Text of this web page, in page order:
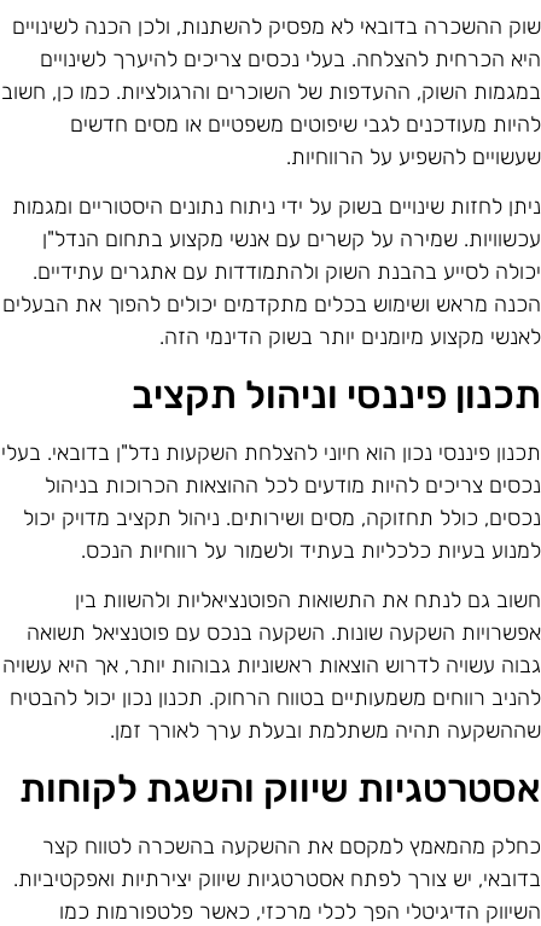
ההשכרה בדובאי לא מפסיק להשתנות, ולכן הכנה לשינויים
הכרחית להצלחה. בעלי נכסים צריכים להיערך לשינויים
השוק, ההעדפות של השוכרים והרגולציות. כמו כן, חשוב
מעודכנים לגבי שיפוטים משפטיים או מסים חדשים
להשפיע על הרווחיות.
לחזות שינויים בשוק על ידי ניתוח נתונים היסטוריים ומגמות
שמירה על קשרים עם אנשי מקצוע בתחום הנדל"ן
לסייע בהבנת השוק ולהתמודדות עם אתגרים עתידיים.
מראש ושימוש בכלים מתקדמים יכולים להפוך את הבעלים
מקצוע מיומנים יותר בשוק הדינמי הזה.
פיננסי וניהול תקציב
פיננסי נכון הוא חיוני להצלחת השקעות נדל"ן בדובאי. בעלי
צריכים להיות מודעים לכל ההוצאות הכרוכות בניהול
כולל תחזוקה, מסים ושירותים. ניהול תקציב מדויק יכול
בעיות כלכליות בעתיד ולשמור על רווחיות הנכס.
גם לנתח את התשואות הפוטנציאליות ולהשוות בין
השקעה שונות. השקעה בנכס עם פוטנציאל תשואה
עשויה לדרוש הוצאות ראשוניות גבוהות יותר, אך היא עשויה
רווחים משמעותיים בטווח הרחוק. תכנון נכון יכול להבטיח
תהיה משתלמת ובעלת ערך לאורך זמן.
שיווק והשגת לקוחות
מהמאמץ למקסם את ההשקעה בהשכרה לטווח קצר
יש צורך לפתח אסטרטגיות שיווק יצירתיות ואפקטיביות.
הדיגיטלי הפך לכלי מרכזי, כאשר פלטפורמות כמו